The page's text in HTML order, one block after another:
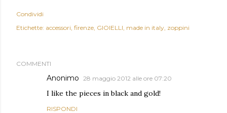
Condividi
Etichette: accessori firenze GIOIELLI made in italy zoppini
COMMENTI
Anonimo 28 maggio 2012 alle ore 07:20
I like the pieces in black and gold!
RISPONDI